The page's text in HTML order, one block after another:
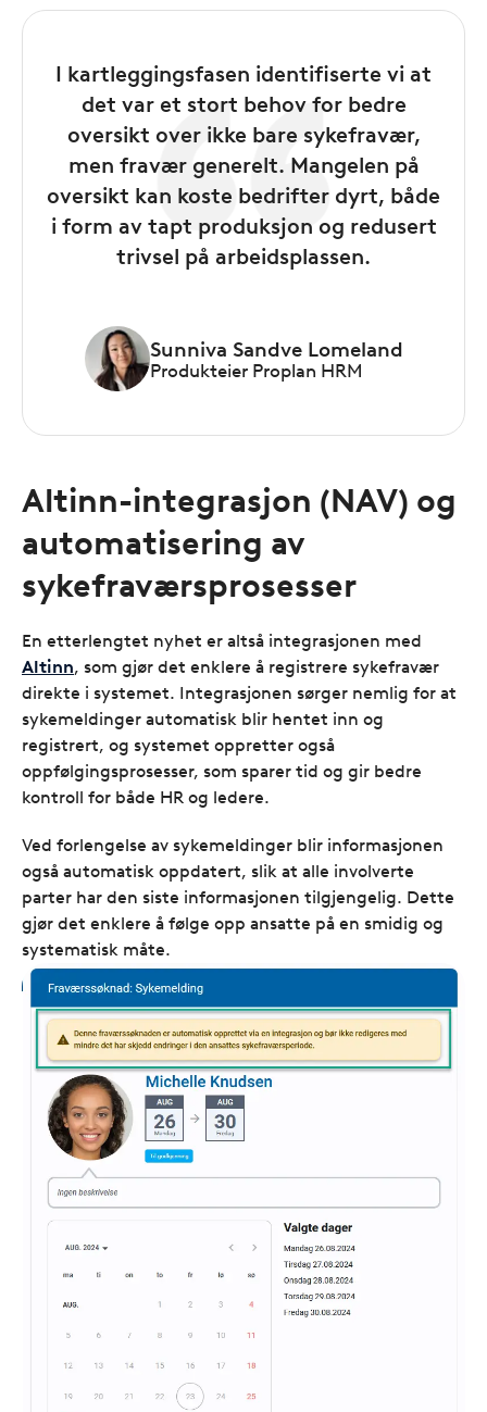
I kartleggingsfasen identifiserte vi at
det var et stort behov for bedre
oversikt over ikke bare sykefravær,
men fravær generelt. Mangelen på
oversikt kan koste bedrifter dyrt, både
i form av tapt produksjon og redusert
trivsel på arbeidsplassen.
Sunniva Sandve Lomeland
Produkteier Proplan HRM
Altinn-integrasjon (NAV) og
automatisering av
sykefraværsprosesser
En etterlengtet nyhet er altså integrasjonen med
Altinn, som gjør det enklere å registrere sykefravær
direkte i systemet. Integrasjonen sørger nemlig for at
sykemeldinger automatisk blir hentet inn og
registrert, og systemet oppretter også
oppfølgingsprosesser, som sparer tid og gir bedre
kontroll for både HR og ledere.
Ved forlengelse av sykemeldinger blir informasjonen
også automatisk oppdatert, slik at alle involverte
parter har den siste informasjonen tilgjengelig. Dette
gjør det enklere å følge opp ansatte på en smidig og
systematisk måte.